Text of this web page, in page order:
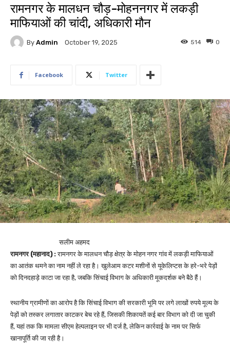
रामनगर के मालधन चौड़-मोहननगर में लकड़ी
माफियाओं की चांदी, अधिकारी मौन
By Admin October 19, 2025 0
514
Facebook Twitter
सलीम अहमद
रामनगर (महानाद) :रामनगर के मालधन चौड़ क्षेत्र के मोहन नगर गांव में लकड़ी माफियाओं
का आतंक थमने का नाम नहीं ले रहा है। खुलेआम कटर मशीनों से यूकेलिप्टस के हरे-भरे पेड़ों
को दिनदहाड़े काटा जा रहा है, जबकि सिंचाई विभाग के अधिकारी मूकदर्शक बने बैठे हैं।
स्थानीय ग्रामीणों का आरोप है कि सिंचाई विभाग की सरकारी भूमि पर लगे लाखों रुपये मूल्य के
पेड़ों को तस्कर लगातार काटकर बेच रहे हैं, जिसकी शिकायतें कई बार विभाग को दी जा चुकी
हैं, यहां तक कि मामला सीएम हेल्पलाइन पर भी दर्ज है, लेकिन कार्रवाई के नाम पर सिर्फ
खानापूर्ति की जा रही है।